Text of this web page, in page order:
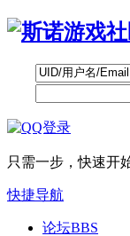
只需一步，快速开
快捷导航
论坛BBS